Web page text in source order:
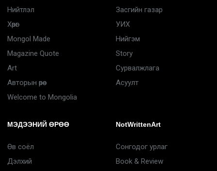
Нийтлэл
Хөрөг
Mongol Made
Magazine Quote
Art
Авторын өрөө
Welcome to Mongolia
Засгийн газар
УИХ
Нийгэм
Story
Сурвалжлага
Асуулт
МЭДЭЭНИЙ ӨРӨӨ
Өв соёл
Дэлхий
NotWrittenArt
Сонгодог урлаг
Book & Review